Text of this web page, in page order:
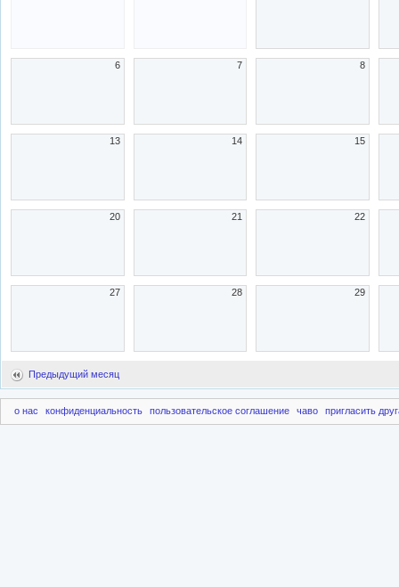
6 7 8
13 14 15
20 21 22
27 28 29
Предыдущий месяц
о нас конфиденциальность пользовательское соглашение чаво пригласить